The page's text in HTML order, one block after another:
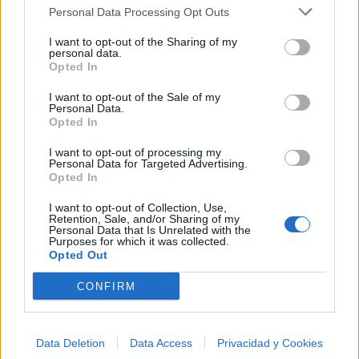
Personal Data Processing Opt Outs
I want to opt-out of the Sharing of my
personal data.
Opted In
I want to opt-out of the Sale of my
Personal Data.
Opted In
I want to opt-out of processing my
Personal Data for Targeted Advertising.
Opted In
I want to opt-out of Collection, Use,
Retention, Sale, and/or Sharing of my
Personal Data that Is Unrelated with the
Purposes for which it was collected.
Opted Out
CONFIRM
Data Deletion Data Access Privacidad y Cookies
+ Marisa Monte
Discografía Biografía
Añadir Letra
Ranking de Marisa Monte
apoyados y visitados de esta semana.
¿Apoyar a Marisa Monte?
5 1